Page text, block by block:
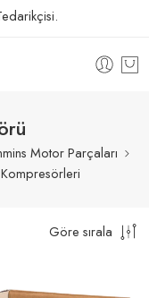
Motor Parçaları
Göre sırala